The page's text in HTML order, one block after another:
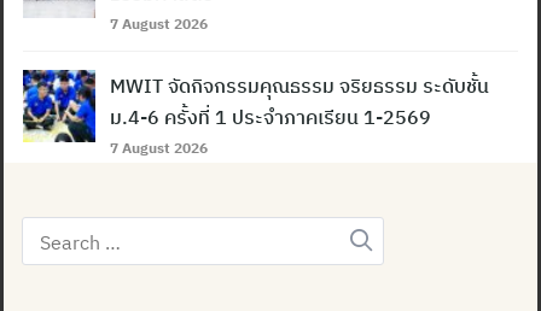
7 August 2026
MWIT จัดกิจกรรมคุณธรรม จริยธรรม ระดับชั้น
ม.4-6 ครั้งที่ 1 ประจำภาคเรียน 1-2569
7 August 2026
Search
for: